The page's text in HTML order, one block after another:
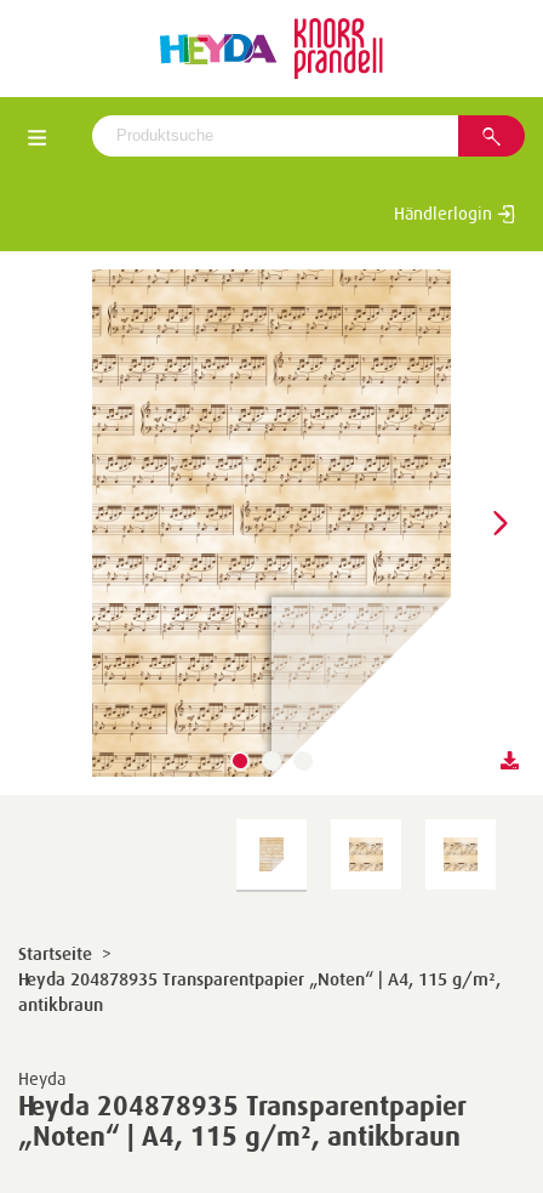
Händlerlogin
Heyda
Heyda 204878935 Transparentpapier
„Noten“ | A4, 115 g/m², antikbraun
Startseite >
Heyda 204878935 Transparentpapier „Noten“ | A4, 115 g/m²,
antikbraun